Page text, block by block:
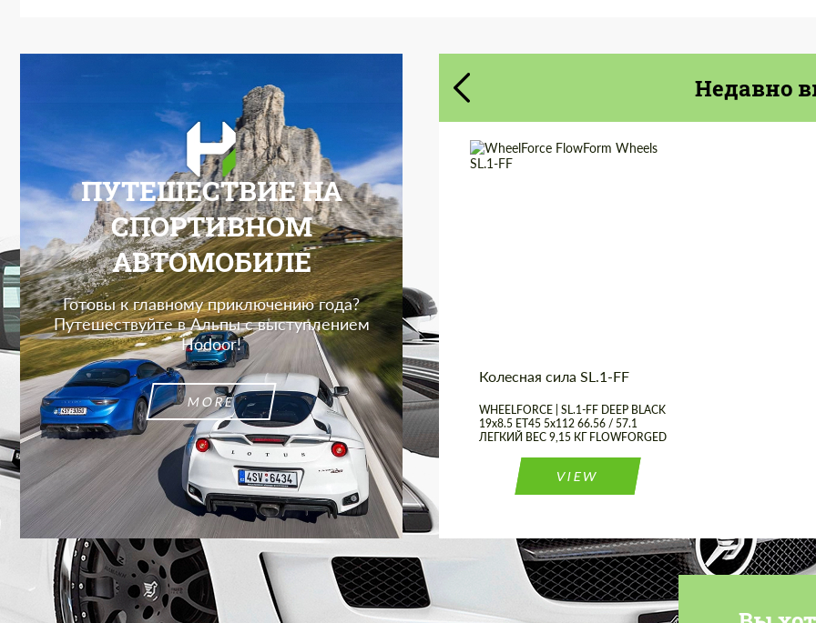
ПУТЕШЕСТВИЕ НА
СПОРТИВНОМ
АВТОМОБИЛЕ
Готовы к главному приключению года?
Путешествуйте в Альпы с выступлением
Hodoor!
MORE
Недавно
Колесная сила SL.1-FF
WHEELFORCE | SL.1-FF DEEP BLACK
19x8.5 ET45 5x112 66.56 / 57.1
ЛЕГКИЙ ВЕС 9,15 КГ FLOWFORGED
VIEW
персональных данных
Мы говорим на вашем языке
СВЯЖИТЕСЬ СО МНОЙ